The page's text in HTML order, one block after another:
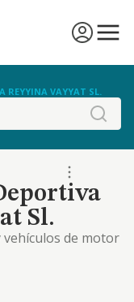
REYYINA VAYYAT SL.
Sl.
de motor